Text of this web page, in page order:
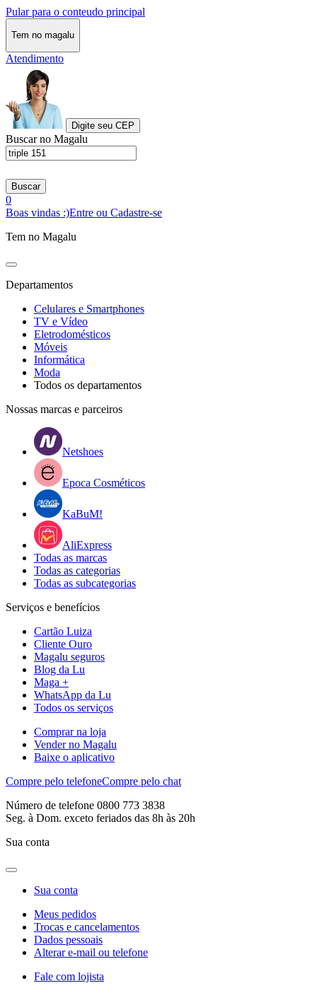
Pular para o conteudo principal
Tem no magalu
Atendimento
Digite seu CEP
Buscar no Magalu
Buscar
0
Boas vindas :)Entre ou Cadastre-se
Tem no Magalu
Departamentos
Celulares e Smartphones
TV e Vídeo
Eletrodomésticos
Móveis
Informática
Moda
Todos os departamentos
Nossas marcas e parceiros
Netshoes
Epoca Cosméticos
KaBuM!
AliExpress
Todas as marcas
Todas as categorias
Todas as subcategorias
Serviços e benefícios
Cartão Luiza
Cliente Ouro
Magalu seguros
Blog da Lu
Maga +
WhatsApp da Lu
Todos os serviços
Comprar na loja
Vender no Magalu
Baixe o aplicativo
Compre pelo telefoneCompre pelo chat
Número de telefone 0800 773 3838
Seg. à Dom. exceto feriados das 8h às 20h
Sua conta
Sua conta
Meus pedidos
Trocas e cancelamentos
Dados pessoais
Alterar e-mail ou telefone
Fale com lojista